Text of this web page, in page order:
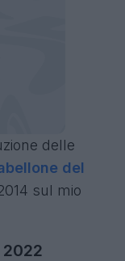
delle
del
sul mio
2022